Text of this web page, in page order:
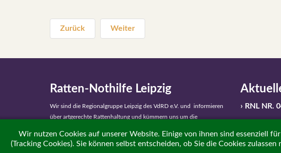
Zurück Weiter
Ratten-Nothilfe Leipzig
Wir sind die Regionalgruppe Leipzig des VdRD e.V. und informieren
über artgerechte Rattenhaltung und kümmern uns um die
E-Mail: rattenvermittlung@web.de
RNL NR.
Keine
Wir nutzen Cookies auf unserer Website. Einige von ihnen sind essenziell
(Tracking Cookies). Sie können selbst entscheiden, ob Sie die Cookies